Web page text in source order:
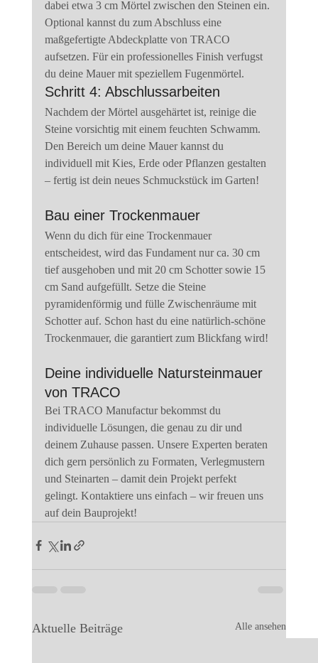
dabei etwa 3 cm Mörtel zwischen den Steinen ein.
Optional kannst du zum Abschluss eine
maßgefertigte Abdeckplatte von TRACO
aufsetzen. Für ein professionelles Finish verfugst
du deine Mauer mit speziellem Fugenmörtel.
Schritt 4: Abschlussarbeiten
Nachdem der Mörtel ausgehärtet ist, reinige die
Steine vorsichtig mit einem feuchten Schwamm.
Den Bereich um deine Mauer kannst du
individuell mit Kies, Erde oder Pflanzen gestalten
– fertig ist dein neues Schmuckstück im Garten!
Bau einer Trockenmauer
Wenn du dich für eine Trockenmauer
entscheidest, wird das Fundament nur ca. 30 cm
tief ausgehoben und mit 20 cm Schotter sowie 15
cm Sand aufgefüllt. Setze die Steine
pyramidenförmig und fülle Zwischenräume mit
Schotter auf. Schon hast du eine natürlich-schöne
Trockenmauer, die garantiert zum Blickfang wird!
Deine individuelle Natursteinmauer
von TRACO
Bei TRACO Manufactur bekommst du
individuelle Lösungen, die genau zu dir und
deinem Zuhause passen. Unsere Experten beraten
dich gern persönlich zu Formaten, Verlegmustern
und Steinarten – damit dein Projekt perfekt
gelingt. Kontaktiere uns einfach – wir freuen uns
auf dein Bauprojekt!
Aktuelle Beiträge Alle ansehen